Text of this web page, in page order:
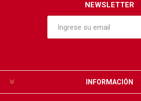
NEWSLETTER
INFORMACIÓN